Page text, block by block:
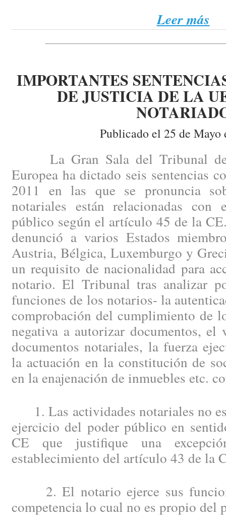
Leer más
IMPORTANTES
DE JUSTICIA DE LA
Publicado el 25 de Mayo
La Gran Sala del Tribunal de
Europea ha dictado seis sentencias
2011 en las que se pronuncia
notariales están relacionadas
público según el artículo 45 de la
denunció a varios Estados
Austria, Bélgica, Luxemburgo y
un requisito de nacionalidad para
notario. El Tribunal tras analizar
funciones de los notarios- la
comprobación del cumplimiento de
negativa a autorizar documentos,
documentos notariales, la fuerza
la actuación en la constitución de
en la enajenación de inmuebles etc.
1. Las actividades notariales no
ejercicio del poder público en
CE que justifique una
establecimiento del artículo 43 de la
2. El notario ejerce sus
competencia lo cual no es propio del